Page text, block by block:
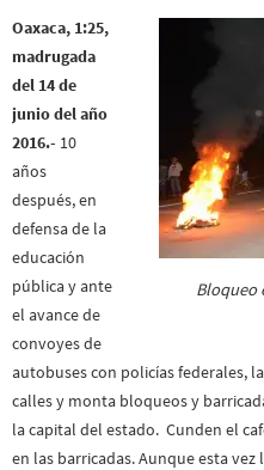
Bloqueo
Oaxaca, 1:25,
madrugada
del 14 de
junio del año
2016.- 10
años
después, en
defensa de la
educación
pública y ante
el avance de
convoyes de
autobuses con policías federales,
calles y monta bloqueos y
la capital del estado. Cunden el
en las barricadas. Aunque esta